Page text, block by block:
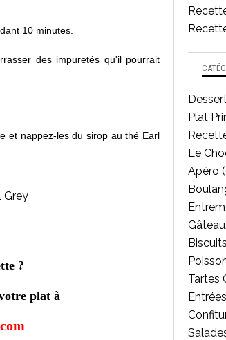
10 minutes.
des impuretés qu'il pourrait
et nappez-les du sirop au thé Earl
?
plat à
Plat
Le
Apéro
Biscuits
Tartes
Entrées